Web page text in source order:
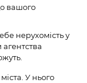
вашого
нерухомість у
У нього